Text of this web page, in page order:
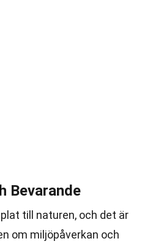
Bevarande
till naturen, och det är
om miljöpåverkan och